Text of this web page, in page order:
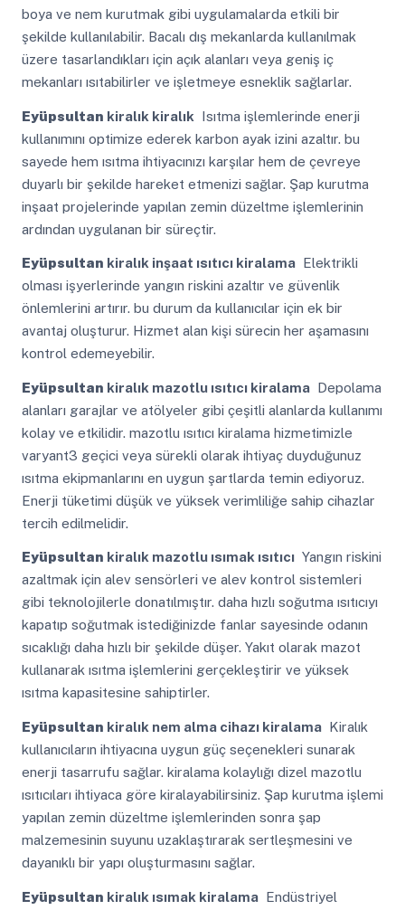
boya ve nem kurutmak gibi uygulamalarda etkili bir
şekilde kullanılabilir. Bacalı dış mekanlarda kullanılmak
üzere tasarlandıkları için açık alanları veya geniş iç
mekanları ısıtabilirler ve işletmeye esneklik sağlarlar.
Eyüpsultan kiralık kiralık Isıtma işlemlerinde enerji
kullanımını optimize ederek karbon ayak izini azaltır. bu
sayede hem ısıtma ihtiyacınızı karşılar hem de çevreye
duyarlı bir şekilde hareket etmenizi sağlar. Şap kurutma
inşaat projelerinde yapılan zemin düzeltme işlemlerinin
ardından uygulanan bir süreçtir.
Eyüpsultan kiralık inşaat ısıtıcı kiralamaElektrikli
olması işyerlerinde yangın riskini azaltır ve güvenlik
önlemlerini artırır. bu durum da kullanıcılar için ek bir
avantaj oluşturur. Hizmet alan kişi sürecin her aşamasını
kontrol edemeyebilir.
Eyüpsultan kiralık mazotlu ısıtıcı kiralamaDepolama
alanları garajlar ve atölyeler gibi çeşitli alanlarda kullanımı
kolay ve etkilidir. mazotlu ısıtıcı kiralama hizmetimizle
varyant3 geçici veya sürekli olarak ihtiyaç duyduğunuz
ısıtma ekipmanlarını en uygun şartlarda temin ediyoruz.
Enerji tüketimi düşük ve yüksek verimliliğe sahip cihazlar
tercih edilmelidir.
Eyüpsultan kiralık mazotlu ısımak ısıtıcıYangın riskini
azaltmak için alev sensörleri ve alev kontrol sistemleri
gibi teknolojilerle donatılmıştır. daha hızlı soğutma ısıtıcıyı
kapatıp soğutmak istediğinizde fanlar sayesinde odanın
sıcaklığı daha hızlı bir şekilde düşer. Yakıt olarak mazot
kullanarak ısıtma işlemlerini gerçekleştirir ve yüksek
ısıtma kapasitesine sahiptirler.
Eyüpsultan kiralık nem alma cihazı kiralamaKiralık
kullanıcıların ihtiyacına uygun güç seçenekleri sunarak
enerji tasarrufu sağlar. kiralama kolaylığı dizel mazotlu
ısıtıcıları ihtiyaca göre kiralayabilirsiniz. Şap kurutma işlemi
yapılan zemin düzeltme işlemlerinden sonra şap
malzemesinin suyunu uzaklaştırarak sertleşmesini ve
dayanıklı bir yapı oluşturmasını sağlar.
Eyüpsultan kiralık ısımak kiralamaEndüstriyel